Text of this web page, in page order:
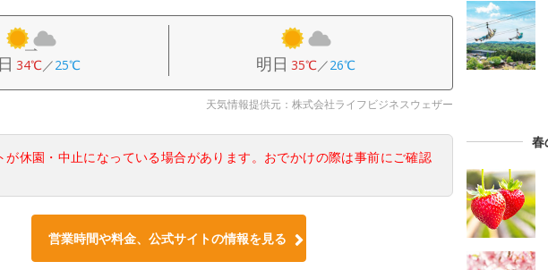
34℃／25℃ 明日 35℃／26℃
天気情報提供元：株式会社ライフビジネスウェザー
休園・中止になっている場合があります。おでかけの際は事前にご確認
営業時間や料金、公式サイトの情報を見る
春